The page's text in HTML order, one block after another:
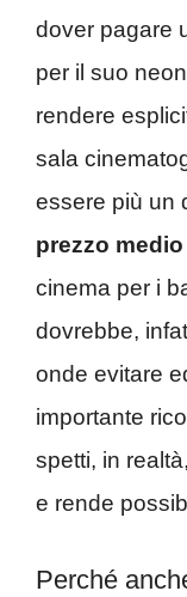
dover pagare
per il suo
rendere
sala
essere più un
prezzo
cinema per i
dovrebbe,
onde evitare
importante
spetti, in
e rende
Perché